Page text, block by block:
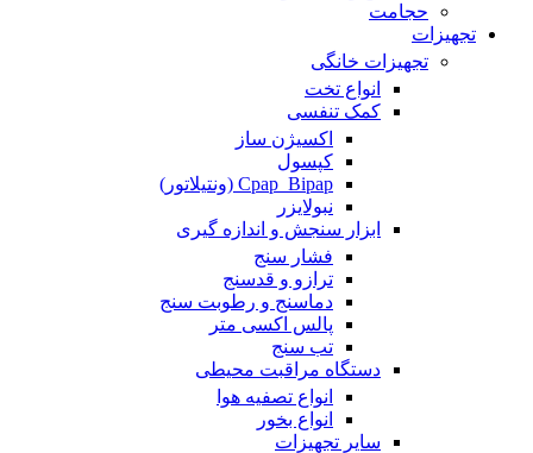
حجامت
تجهیزات
تجهیزات خانگی
انواع تخت
کمک تنفسی
اکسیژن ساز
کپسول
Cpap_Bipap (ونتیلاتور)
نبولایزر
ابزار سنجش و اندازه گیری
فشار سنج
ترازو و قدسنج
دماسنج و رطوبت سنج
پالس اکسی متر
تب سنج
دستگاه مراقبت محیطی
انواع تصفیه هوا
انواع بخور
سایر تجهیزات